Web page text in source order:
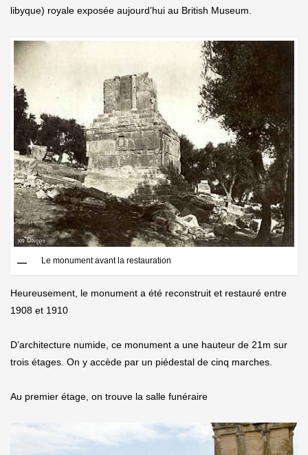
libyque) royale exposée aujourd’hui au British Museum.
Le monument avant la restauration
Heureusement, le monument a été reconstruit et restauré entre
1908 et 1910
D’architecture numide, ce monument a une hauteur de 21m sur
trois étages. On y accède par un piédestal de cinq marches.
Au premier étage, on trouve la salle funéraire